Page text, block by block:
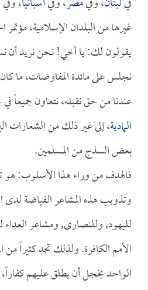
غيرها من البلدان الإسلامية،
يقولون لك: يا أخي! نحن نريد أن
نجلس على مائدة المفاوضات، ما
عندنا من حق نقبله، نتعاون جميعاً
المادية، إلى غير ذلك من الشعارات
بعض السذج من المسلمين.
فالهدف من وراء هذا الأسلوب: هو
وتذويب هذه المشاعر الفياضة لدى
لليهود, وللنصارى, ومشاعر
الأمم الكافرة. ولذلك تجد كثيراً
الواحد يخجل أن يطلق عليهم